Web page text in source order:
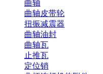
曲轴
曲轴皮带轮
扭振减震器
曲轴油封
曲轴瓦
止推瓦
定位销